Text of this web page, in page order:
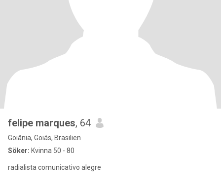
felipe marques, 64
Goiânia, Goiás, Brasilien
Söker: Kvinna 50 - 80
radialista comunicativo alegre